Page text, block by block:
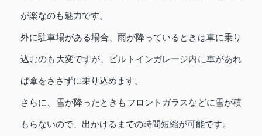
が楽なのも魅力です。
外に駐車場がある場合、雨が降っているときは車に乗り
込むのも大変ですが、ビルトインガレージ内に車があれ
ば傘をささずに乗り込めます。
さらに、雪が降ったときもフロントガラスなどに雪が積
もらないので、出かけるまでの時間短縮が可能です。